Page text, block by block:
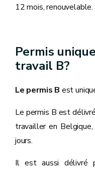
12 mois, renouvelable.
Permis
travail B?
Le permis B est
Le permis B est
travailler en
jours.
Il est aussi délivré